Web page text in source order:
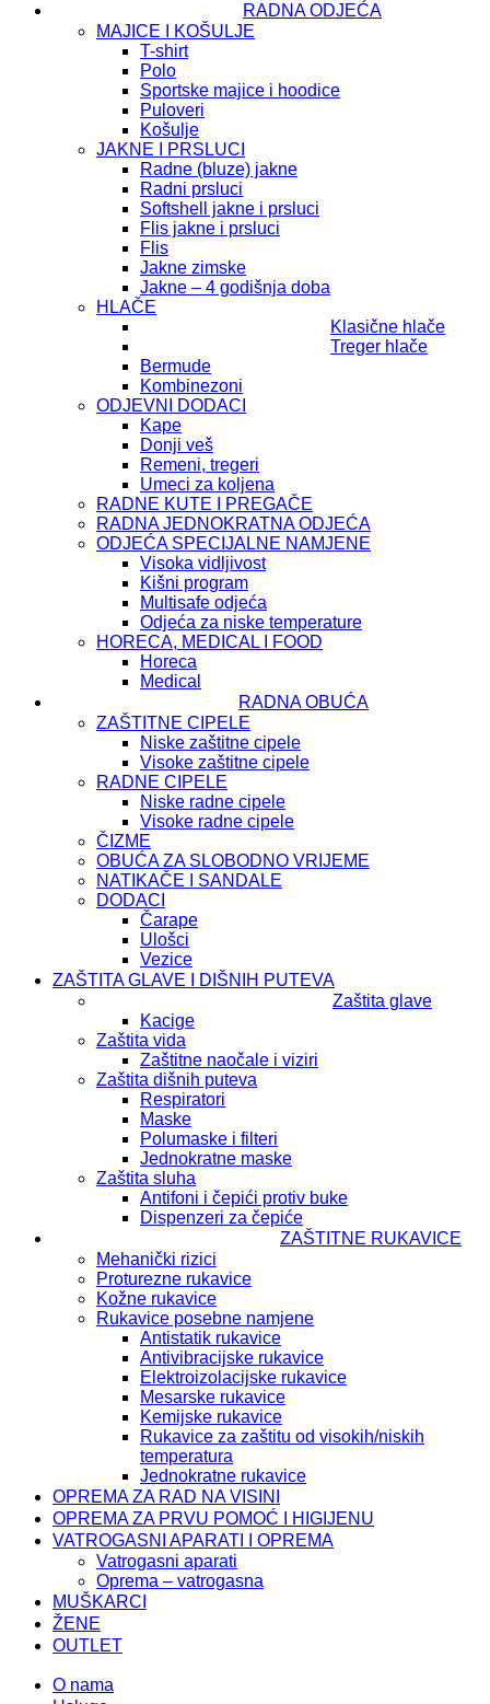
RADNA ODJEĆA
MAJICE I KOŠULJE
T-shirt
Polo
Sportske majice i hoodice
Puloveri
Košulje
JAKNE I PRSLUCI
Radne (bluze) jakne
Radni prsluci
Softshell jakne i prsluci
Flis jakne i prsluci
Flis
Jakne zimske
Jakne – 4 godišnja doba
HLAČE
Klasične hlače
Treger hlače
Bermude
Kombinezoni
ODJEVNI DODACI
Kape
Donji veš
Remeni, tregeri
Umeci za koljena
RADNE KUTE I PREGAČE
RADNA JEDNOKRATNA ODJEĆA
ODJEĆA SPECIJALNE NAMJENE
Visoka vidljivost
Kišni program
Multisafe odjeća
Odjeća za niske temperature
HORECA, MEDICAL I FOOD
Horeca
Medical
RADNA OBUĆA
ZAŠTITNE CIPELE
Niske zaštitne cipele
Visoke zaštitne cipele
RADNE CIPELE
Niske radne cipele
Visoke radne cipele
ČIZME
OBUĆA ZA SLOBODNO VRIJEME
NATIKAČE I SANDALE
DODACI
Čarape
Ulošci
Vezice
ZAŠTITA GLAVE I DIŠNIH PUTEVA
Zaštita glave
Kacige
Zaštita vida
Zaštitne naočale i viziri
Zaštita dišnih puteva
Respiratori
Maske
Polumaske i filteri
Jednokratne maske
Zaštita sluha
Antifoni i čepići protiv buke
Dispenzeri za čepiće
ZAŠTITNE RUKAVICE
Mehanički rizici
Proturezne rukavice
Kožne rukavice
Rukavice posebne namjene
Antistatik rukavice
Antivibracijske rukavice
Elektroizolacijske rukavice
Mesarske rukavice
Kemijske rukavice
Rukavice za zaštitu od visokih/niskih
temperatura
Jednokratne rukavice
OPREMA ZA RAD NA VISINI
OPREMA ZA PRVU POMOĆ I HIGIJENU
VATROGASNI APARATI I OPREMA
Vatrogasni aparati
Oprema – vatrogasna
MUŠKARCI
ŽENE
OUTLET
O nama